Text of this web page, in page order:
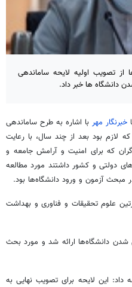
تصویب اولیه لایحه ساماندهی
دانشگاه ها خبر داد.
خبرنگار مهر با اشاره به طرح ساماندهی
لازم بود بعد از چند سال، با رعایت
که برای امنیت و آرامش جامعه و
دولتی و کشور داشتند مورد مطالعه
مبحث آزمون و ورود دانشگاه‌ها بود.
علوم تحقیقات و فناوری و بهداشت
شدن دانشگاه‌ها ارائه شد و مورد بحث
داد: این لایحه برای تصویب نهایی به